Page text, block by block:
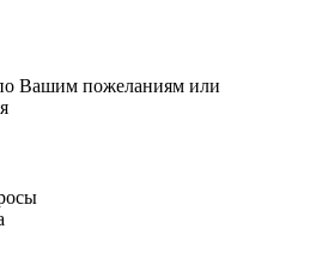
Вашим пожеланиям или